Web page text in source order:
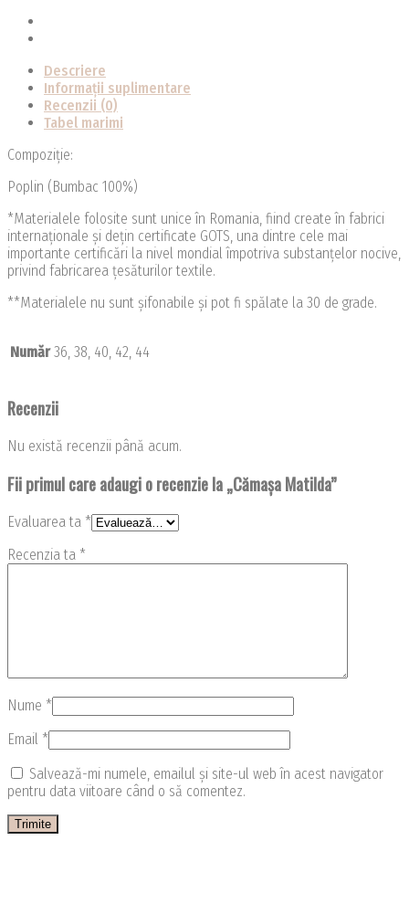
Descriere
Informații suplimentare
Recenzii (0)
Tabel marimi
Compoziție:
Poplin (Bumbac 100%)
*Materialele folosite sunt unice în Romania, fiind create în fabrici
internaționale și dețin certificate GOTS, una dintre cele mai
importante certificări la nivel mondial împotriva substanțelor nocive,
privind fabricarea țesăturilor textile.
**Materialele nu sunt șifonabile și pot fi spălate la 30 de grade.
Număr 36, 38, 40, 42, 44
Recenzii
Nu există recenzii până acum.
Fii primul care adaugi o recenzie la „Cămașa Matilda”
Evaluarea ta *
Recenzia ta *
Nume *
Email *
Salvează-mi numele, emailul și site-ul web în acest navigator
pentru data viitoare când o să comentez.